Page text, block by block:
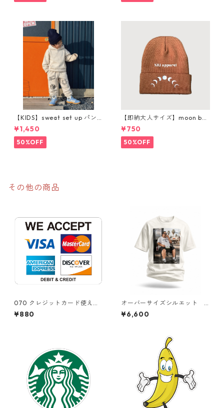
【KIDS】sweat set up パン
ツ購入ページ
¥1,450
50%OFF
【即納大人サイズ】moon bea
nie
¥750
50%OFF
その他の商品
070 クレジットカード使えま
す。"California Market Cent
er" アメリカンステッカー
¥880
オーバーサイズシルエット L
OS ANGELES BUS STOP PHO
TO TEE｜Pizza Toast Edition
¥6,600